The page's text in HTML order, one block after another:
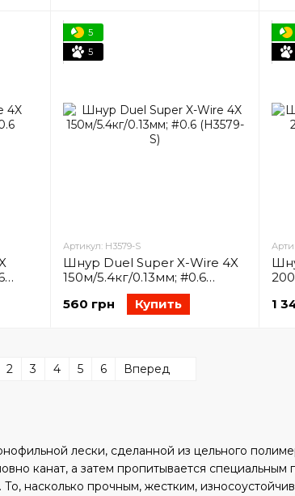
лески, сделанной из цельного
канат, а затем пропитывается
насколько прочным, жестким,
5
5
Артикул: H3579-S
Шнур Duel Super X-Wire 4X
150м/5.4кг/0.13мм; #0.6
560 грн Купить 1
2 3 4 5 6 Вперед